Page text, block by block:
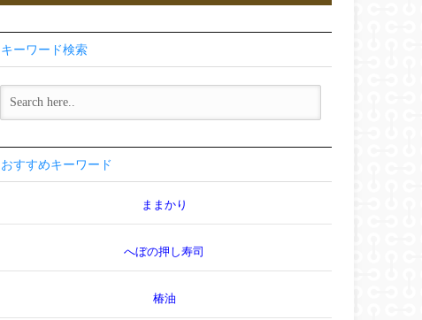
キーワード検索
おすすめキーワード
ままかり
へぼの押し寿司
椿油